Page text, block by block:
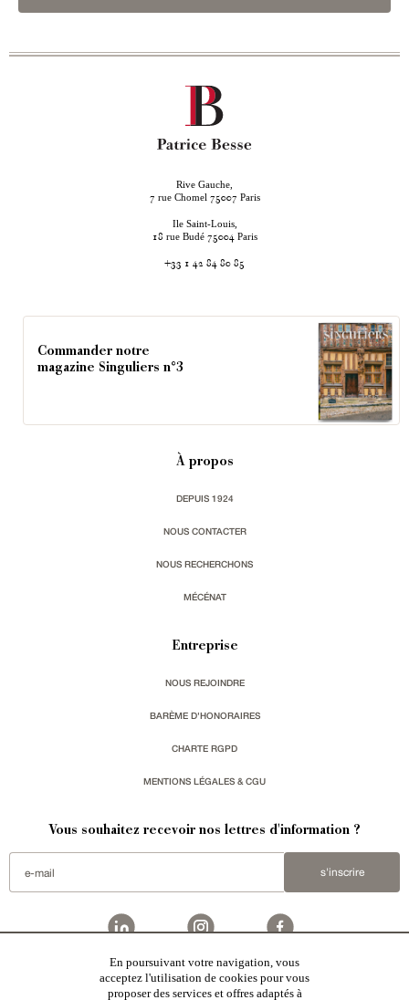
Rive Gauche,
7 rue Chomel 75007 Paris
Ile Saint-Louis,
18 rue Budé 75004 Paris
+33 1 42 84 80 85
Commander notre
magazine Singuliers n°3
À propos
DEPUIS 1924
NOUS CONTACTER
NOUS RECHERCHONS
MÉCÉNAT
Entreprise
NOUS REJOINDRE
BARÈME D'HONORAIRES
CHARTE RGPD
MENTIONS LÉGALES & CGU
Vous souhaitez recevoir nos lettres d'information ?
s'inscrire
Patrice Besse est une agence immobilière basée à Paris, ayant créé un réseau national spécialisé
dans la vente de bâtiments de caractère:
demeures & maisons
appartements,Architecture du 20ème S.,monuments historiques
En poursuivant votre navigation, vous
acceptez l'utilisation de cookies pour vous
proposer des services et offres adaptés à